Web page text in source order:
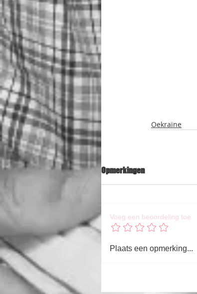
Oekraïne
Opmerkingen
Voeg een beoordeling toe
Plaats een opmerking...